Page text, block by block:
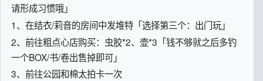
请形成习惯哦」
1、在结衣/莉音的房间中发堆特「选择第三个：出门玩」
2、前往粗点心店购买：虫胶*2、壶*3「钱不够就之后多钓
一个BOX/书/卷出售掉即可」
3、前往公园和棉太拍卡一次